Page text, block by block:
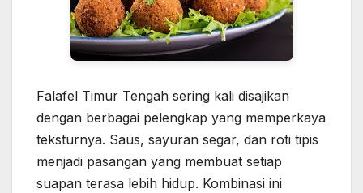
Falafel Timur Tengah sering kali disajikan
dengan berbagai pelengkap yang memperkaya
teksturnya. Saus, sayuran segar, dan roti tipis
menjadi pasangan yang membuat setiap
suapan terasa lebih hidup. Kombinasi ini